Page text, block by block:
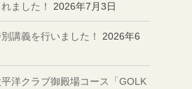
ました！
2026年7月3日
講義を行いました！
2026年6
平洋クラブ御殿場コース「GOLK